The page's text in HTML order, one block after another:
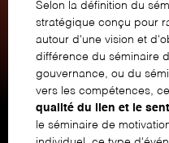
Selon la définition du
stratégique conçu pour
autour d'une vision et
différence du séminaire
gouvernance, ou du
vers les compétences,
qualité du lien et le
le séminaire de